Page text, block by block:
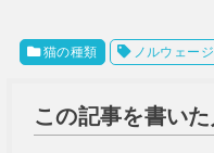
猫の種類 ノルウェー
この記事を書いた